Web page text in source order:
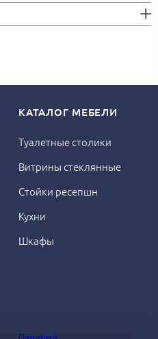
КАТАЛОГ МЕБЕЛИ
Туалетные столики
Витрины стеклянные
Стойки ресепшн
Кухни
Шкафы